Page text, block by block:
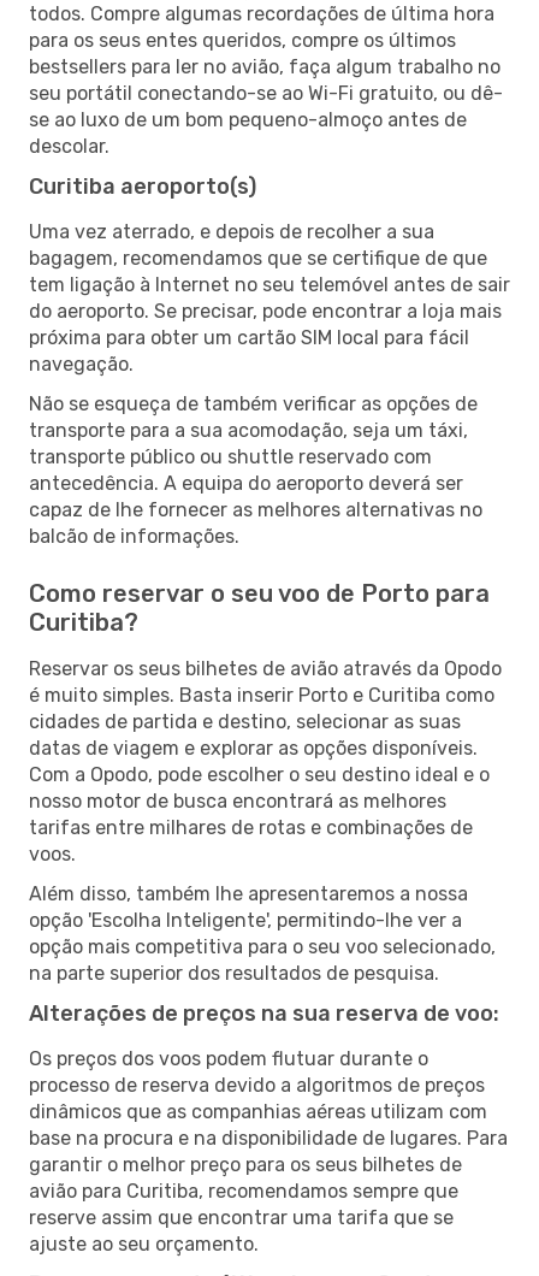
todos. Compre algumas recordações de última hora
para os seus entes queridos, compre os últimos
bestsellers para ler no avião, faça algum trabalho no
seu portátil conectando-se ao Wi-Fi gratuito, ou dê-
se ao luxo de um bom pequeno-almoço antes de
descolar.
Curitiba aeroporto(s)
Uma vez aterrado, e depois de recolher a sua
bagagem, recomendamos que se certifique de que
tem ligação à Internet no seu telemóvel antes de sair
do aeroporto. Se precisar, pode encontrar a loja mais
próxima para obter um cartão SIM local para fácil
navegação.
Não se esqueça de também verificar as opções de
transporte para a sua acomodação, seja um táxi,
transporte público ou shuttle reservado com
antecedência. A equipa do aeroporto deverá ser
capaz de lhe fornecer as melhores alternativas no
balcão de informações.
Como reservar o seu voo de Porto para
Curitiba?
Reservar os seus bilhetes de avião através da Opodo
é muito simples. Basta inserir Porto e Curitiba como
cidades de partida e destino, selecionar as suas
datas de viagem e explorar as opções disponíveis.
Com a Opodo, pode escolher o seu destino ideal e o
nosso motor de busca encontrará as melhores
tarifas entre milhares de rotas e combinações de
voos.
Além disso, também lhe apresentaremos a nossa
opção 'Escolha Inteligente', permitindo-lhe ver a
opção mais competitiva para o seu voo selecionado,
na parte superior dos resultados de pesquisa.
Alterações de preços na sua reserva de voo:
Os preços dos voos podem flutuar durante o
processo de reserva devido a algoritmos de preços
dinâmicos que as companhias aéreas utilizam com
base na procura e na disponibilidade de lugares. Para
garantir o melhor preço para os seus bilhetes de
avião para Curitiba, recomendamos sempre que
reserve assim que encontrar uma tarifa que se
ajuste ao seu orçamento.